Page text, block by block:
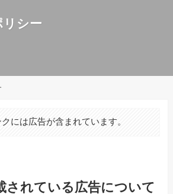
リシー
には広告が含まれています。
されている広告について